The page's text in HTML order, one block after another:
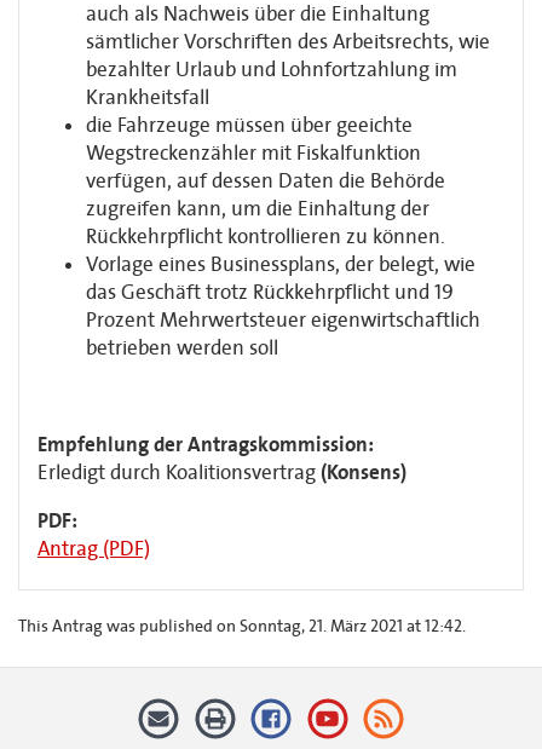
auch als Nachweis über die Einhaltung
sämtlicher Vorschriften des Arbeitsrechts, wie
bezahlter Urlaub und Lohnfortzahlung im
Krankheitsfall
die Fahrzeuge müssen über geeichte
Wegstreckenzähler mit Fiskalfunktion
verfügen, auf dessen Daten die Behörde
zugreifen kann, um die Einhaltung der
Rückkehrpflicht kontrollieren zu können.
Vorlage eines Businessplans, der belegt, wie
das Geschäft trotz Rückkehrpflicht und 19
Prozent Mehrwertsteuer eigenwirtschaftlich
betrieben werden soll
Empfehlung der Antragskommission:
Erledigt durch Koalitionsvertrag (Konsens)
PDF:
Antrag (PDF)
This Antrag was published on Sonntag, 21. März 2021 at 12:42.